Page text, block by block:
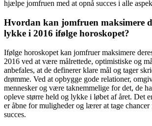
hjælpe jomfruen med at opnå succes i alle
Hvordan kan jomfruen maksimere
lykke i 2016 ifølge horoskopet?
Ifølge horoskopet kan jomfruer maksimere
2016 ved at være målrettede, optimistiske og
anbefales, at de definerer klare mål og tager
drømme. Ved at opbygge gode relationer,
mennesker og være taknemmelige for det, de
opleve større held og lykke i løbet af året. Det
er åbne for muligheder og lærer at tage chancer
succes.